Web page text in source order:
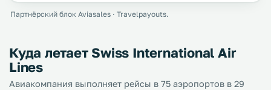
Партнёрский блок Aviasales · Travelpayouts.
Куда летает Swiss International Air
Lines
Авиакомпания выполняет рейсы в 75 аэропортов в 29